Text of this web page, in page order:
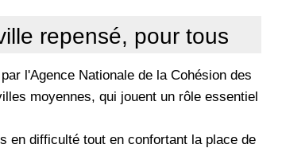
repensé, pour tous
l'Agence Nationale de la Cohésion des
moyennes, qui jouent un rôle essentiel
en difficulté tout en confortant la place de